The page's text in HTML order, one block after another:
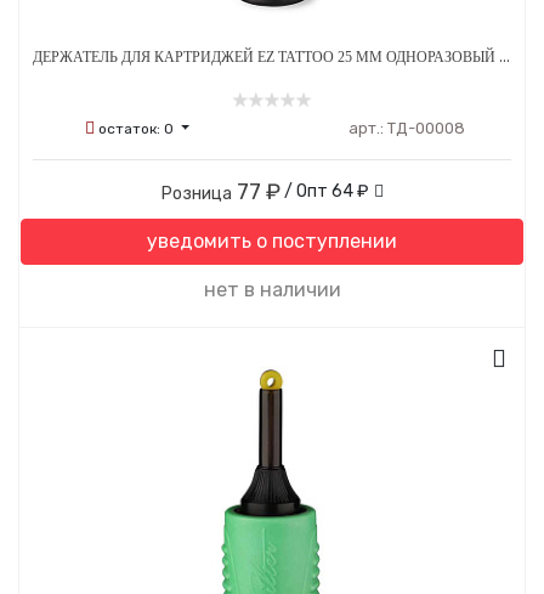
ДЕРЖАТЕЛЬ ДЛЯ КАРТРИДЖЕЙ EZ TATTOO 25 ММ ОДНОРАЗОВЫЙ СТЕРИЛЬНЫЙ ЧЕРНЫЙ
остаток: 0 арт.: ТД-00008
Розница 77 ₽ / Опт 64 ₽
уведомить о поступлении
нет в наличии